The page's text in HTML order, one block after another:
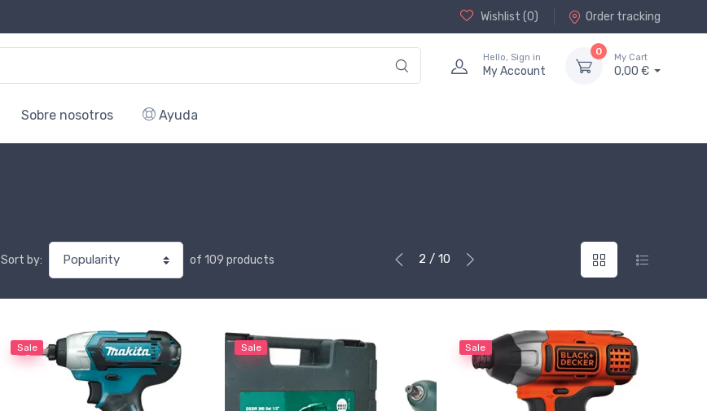
Wishlist (0) Order tracking
Hello, Sign in
My Account
0
My Cart
0,00 €
Sobre nosotros Ayuda
Sort by: of 109 products 2 / 10
Sale Sale Sale